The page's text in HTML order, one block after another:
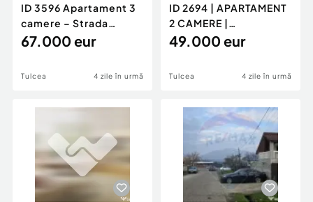
ID 3596 Apartament 3
camere – Strada
Sabinelor
67.000 eur
Tulcea 4 zile în urmă
ID 2694 | APARTAMENT
2 CAMERE |
DECOMANDAT |
49.000 eur
Tulcea 4 zile în urmă